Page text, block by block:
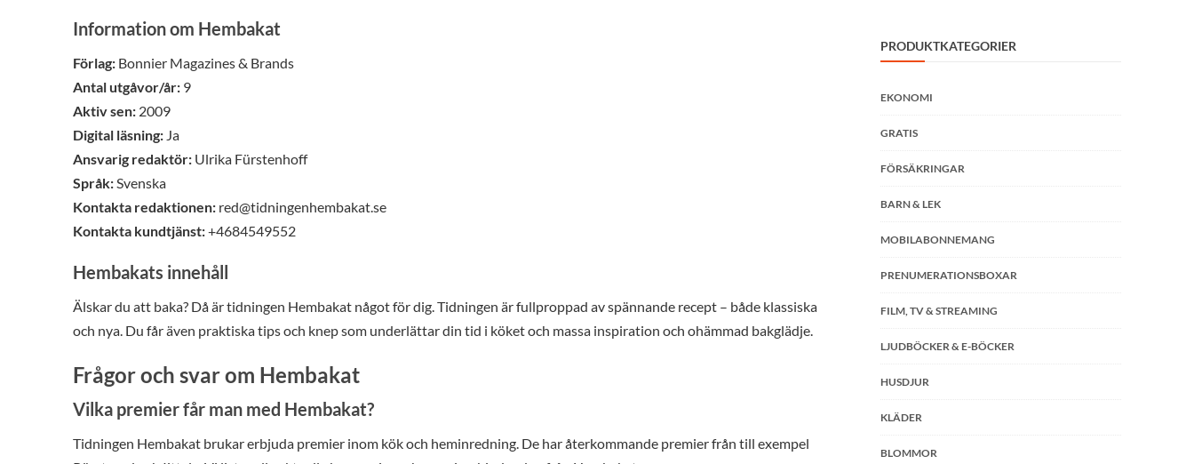
Information om Hembakat
Förlag: Bonnier Magazines & Brands
Antal utgåvor/år: 9
Aktiv sen: 2009
Digital läsning: Ja
Ansvarig redaktör: Ulrika Fürstenhoff
Språk:Svenska
Kontakta redaktionen: red@tidningenhembakat.se
Kontakta kundtjänst:+4684549552
Hembakats innehåll
Älskar du att baka? Då är tidningen Hembakat något för dig. Tidningen är fullproppad av spännande recept – både klassiska
och nya. Du får även praktiska tips och knep som underlättar din tid i köket och massa inspiration och ohämmad bakglädje.
Frågor och svar om Hembakat
Vilka premier får man med Hembakat?
Tidningen Hembakat brukar erbjuda premier inom kök och heminredning. De har återkommande premier från till exempel
PRODUKTKATEGORIER
EKONOMI
GRATIS
FÖRSÄKRINGAR
BARN & LEK
MOBILABONNEMANG
PRENUMERATIONSBOXAR
FILM, TV & STREAMING
LJUDBÖCKER & E-BÖCKER
HUSDJUR
KLÄDER
BLOMMOR